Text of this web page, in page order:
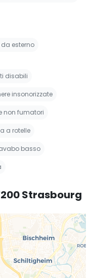
da esterno
disabili
insonorizzate
non fumatori
a rotelle
basso
Strasbourg